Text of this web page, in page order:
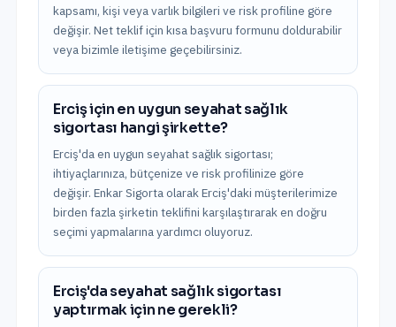
kapsamı, kişi veya varlık bilgileri ve risk profiline göre
değişir. Net teklif için kısa başvuru formunu doldurabilir
veya bizimle iletişime geçebilirsiniz.
Erciş için en uygun seyahat sağlık
sigortası hangi şirkette?
Erciş'da en uygun seyahat sağlık sigortası;
ihtiyaçlarınıza, bütçenize ve risk profilinize göre
değişir. Enkar Sigorta olarak Erciş'daki müşterilerimize
birden fazla şirketin teklifini karşılaştırarak en doğru
seçimi yapmalarına yardımcı oluyoruz.
Erciş'da seyahat sağlık sigortası
yaptırmak için ne gerekli?